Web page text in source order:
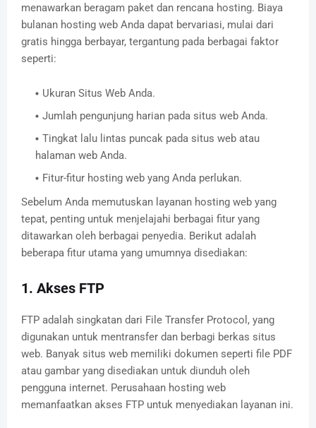
menawarkan beragam paket dan rencana hosting. Biaya
bulanan hosting web Anda dapat bervariasi, mulai dari
gratis hingga berbayar, tergantung pada berbagai faktor
seperti:
Ukuran Situs Web Anda.
Jumlah pengunjung harian pada situs web Anda.
Tingkat lalu lintas puncak pada situs web atau
halaman web Anda.
Fitur-fitur hosting web yang Anda perlukan.
Sebelum Anda memutuskan layanan hosting web yang
tepat, penting untuk menjelajahi berbagai fitur yang
ditawarkan oleh berbagai penyedia. Berikut adalah
beberapa fitur utama yang umumnya disediakan:
1. Akses FTP
FTP adalah singkatan dari File Transfer Protocol, yang
digunakan untuk mentransfer dan berbagi berkas situs
web. Banyak situs web memiliki dokumen seperti file PDF
atau gambar yang disediakan untuk diunduh oleh
pengguna internet. Perusahaan hosting web
memanfaatkan akses FTP untuk menyediakan layanan ini.